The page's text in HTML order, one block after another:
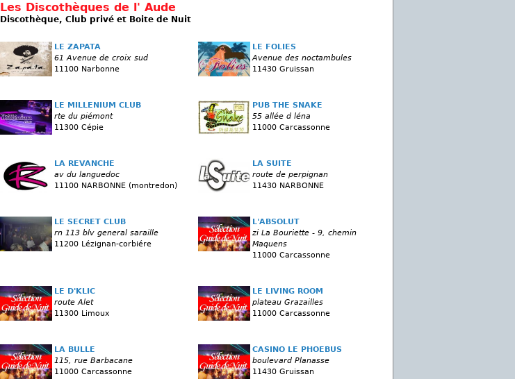
Les Discothèques de l' Aude
Discothèque, Club privé et Boite de Nuit
LE ZAPATA
61 Avenue de croix sud
11100 Narbonne
LE FOLIES
Avenue des noctambules
11430 Gruissan
LE MILLENIUM CLUB
rte du piémont
11300 Cépie
PUB THE SNAKE
55 allée d léna
11000 Carcassonne
LA REVANCHE
av du languedoc
11100 NARBONNE (montredon)
LA SUITE
route de perpignan
11430 NARBONNE
LE SECRET CLUB
rn 113 blv general saraille
11200 Lézignan-corbiére
L'ABSOLUT
zi La Bouriette - 9, chemin
Maquens
11000 Carcassonne
LE D'KLIC
route Alet
11300 Limoux
LE LIVING ROOM
plateau Grazailles
11000 Carcassonne
LA BULLE
115, rue Barbacane
11000 Carcassonne
CASINO LE PHOEBUS
boulevard Planasse
11430 Gruissan